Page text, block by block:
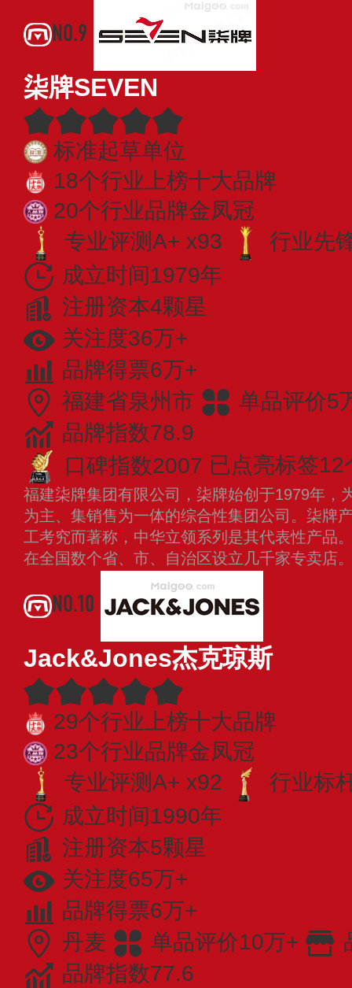
NO.9
柒牌SEVEN
标准起草单位
18个行业上榜十大品牌
20个行业品牌金凤冠
专业评测A+ x93
行业先
成立时间1979年
注册资本4颗星
关注度36万+
品牌得票6万+
福建省泉州市
单品评价5
品牌指数78.9
口碑指数2007 已点亮标签12
福建柒牌集团有限公司，柒牌始创于1979年，
为主、集销售为一体的综合性集团公司。柒牌
工考究而著称，中华立领系列是其代表性产品
在全国数个省、市、自治区设立几千家专卖店
NO.10
Jack&Jones杰克琼斯
29个行业上榜十大品牌
23个行业品牌金凤冠
专业评测A+ x92
行业标
成立时间1990年
注册资本5颗星
关注度65万+
品牌得票6万+
丹麦
单品评价10万+
品牌指数77.6